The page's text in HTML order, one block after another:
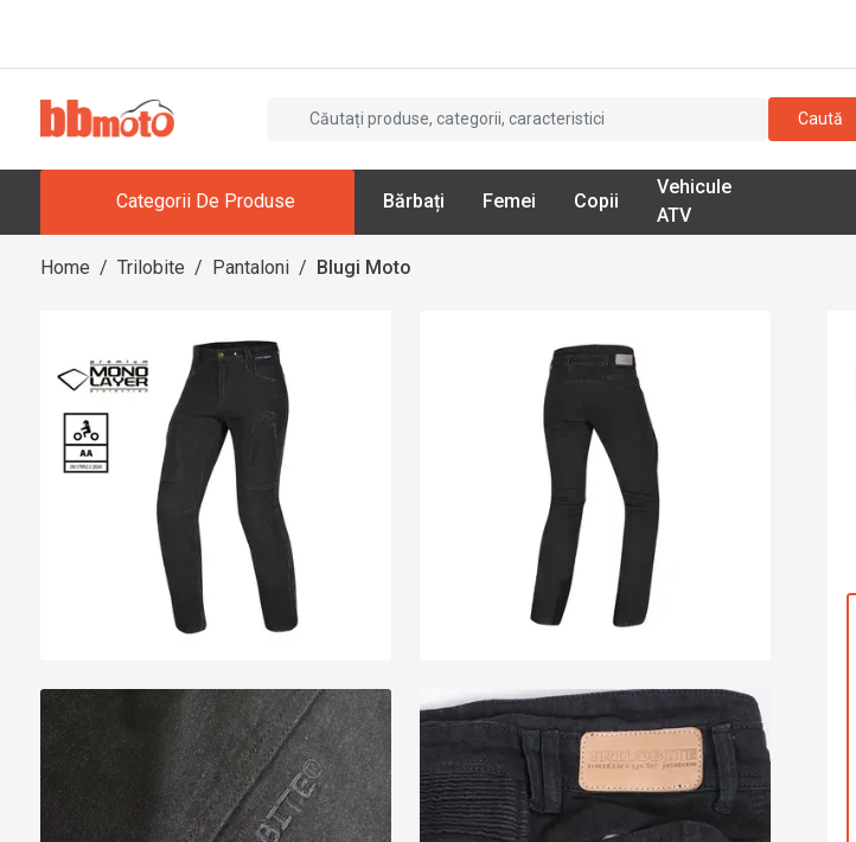
Caută
Categorii De Produse Bărbați Femei Copii
Vehicule
ATV
Home / Trilobite / Pantaloni / Blugi Moto